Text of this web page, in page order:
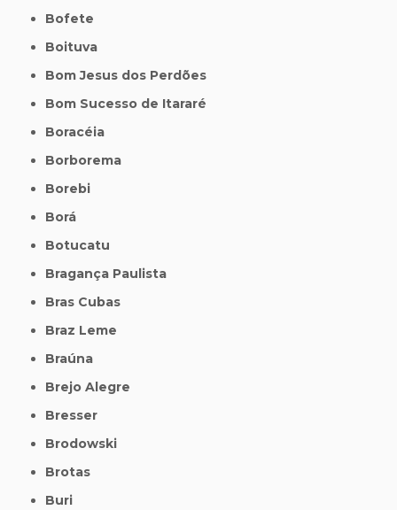
Bofete
Boituva
Bom Jesus dos Perdões
Bom Sucesso de Itararé
Boracéia
Borborema
Borebi
Borá
Botucatu
Bragança Paulista
Bras Cubas
Braz Leme
Braúna
Brejo Alegre
Bresser
Brodowski
Brotas
Buri